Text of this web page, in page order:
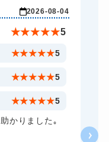
8,800円～(税込)
8,800円～(税込)
14,300円～(税込)
11,000円～(税込)
8,800円～(税込)
10,780円～(税込)
2026-08-04
★★★★★5
★★★★★5
★★★★★5
★★★★★5
かりました｡